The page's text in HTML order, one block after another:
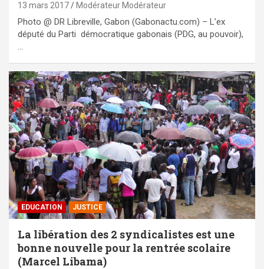
13 mars 2017 Modérateur Modérateur
Photo @ DR Libreville, Gabon (Gabonactu.com) – L’ex
député du Parti démocratique gabonais (PDG, au pouvoir),
…
EDUCATION JUSTICE
La libération des 2 syndicalistes est une
bonne nouvelle pour la rentrée scolaire
(Marcel Libama)